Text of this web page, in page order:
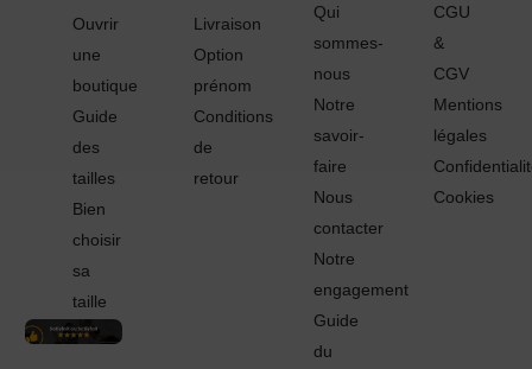
Ouvrir
une
boutique
Guide
des
tailles
Bien
choisir
sa
taille
Livraison
Option
prénom
Conditions
de
retour
Qui
sommes-
nous
Notre
savoir-
faire
Nous
contacter
Notre
engagement
Guide
du
CGU
&
CGV
Mentions
légales
Cookies